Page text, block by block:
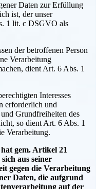
Daten zur Erfüllung
ist, der unser
1 lit. c DSGVO als
der betroffenen Person
Verarbeitung
dient Art. 6 Abs. 1
Interesses
erforderlich und
Grundfreiheiten des
so dient Art. 6 Abs. 1
Verarbeitung.
gem. Artikel 21
aus seiner
gegen die Verarbeitung
Daten, die aufgrund
auf der